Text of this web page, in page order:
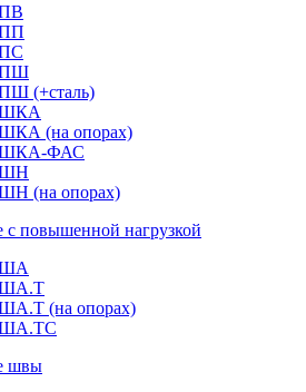
(+сталь)
(на опорах)
ФАС
(на опорах)
повышенной нагрузкой
(на опорах)
швы